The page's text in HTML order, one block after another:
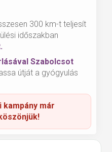
300 km-t teljesít
időszakban
Szabolcsot
útját a gyógyulás
kampány már